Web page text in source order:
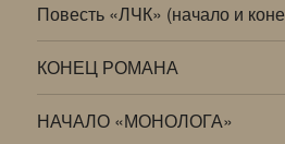
Повесть «ЛЧК» (начало и
КОНЕЦ РОМАНА
НАЧАЛО «МОНОЛОГА»